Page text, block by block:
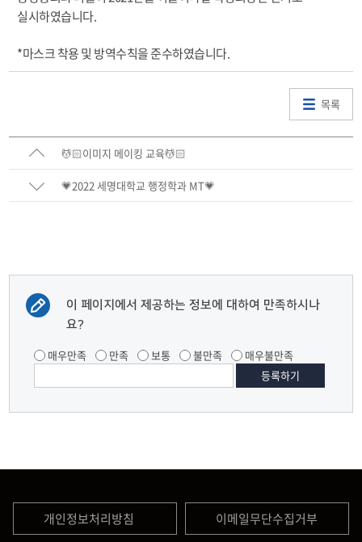
실시하였습니다.
*마스크 착용 및 방역수칙을 준수하였습니다.
목록
💆🏻이미지 메이킹 교육💆🏻
💗2022 세명대학교 행정학과 MT💗
이 페이지에서 제공하는 정보에 대하여 만족하시나
요?
매우만족 만족 보통 불만족 매우불만족
개인정보처리방침 이메일무단수집거부